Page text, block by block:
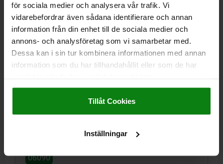
för sociala medier och analysera vår trafik. Vi
vidarebefordrar även sådana identifierare och annan
information från din enhet till de sociala medier och
annons- och analysföretag som vi samarbetar med.
Dessa kan i sin tur kombinera informationen med annan
information som du har tillhandahållit eller som de har
Impressum|Dataskydd|AGB
Tillåt Cookies
Inställningar
RÄFFLAD SKRUV DIN464 D=M06X10, D1=24, H=15,
AUTOM.STÅL SVARTOXIDERAD
MATERIAL GRUNDKROPP=AUTOMATSTÅL
GÄNGLÄNGD=10
Beställningsnummer:06090-06X10
16,46 kr
06090